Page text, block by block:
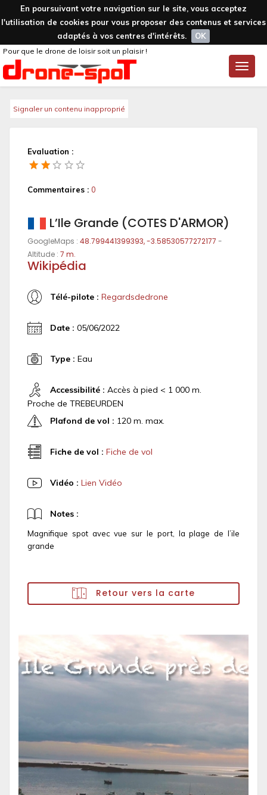
En poursuivant votre navigation sur le site, vous acceptez
l'utilisation de cookies pour vous proposer des contenus et services
adaptés à vos centres d'intérêts.
OK
Toggle
Pour que le drone de loisir soit un plaisir !
Signaler un contenu inapproprié
Evaluation :
Commentaires : 0
L’Ile Grande (COTES D'ARMOR)
GoogleMaps : 48.799441399393, -3.58530577272177 -
Altitude : 7 m.
Wikipédia
Télé-pilote : Regardsdedrone
Date : 05/06/2022
Type : Eau
Accessibilité : Accès à pied < 1 000 m.
Proche de TREBEURDEN
Plafond de vol : 120 m. max.
Fiche de vol : Fiche de vol
Vidéo : Lien Vidéo
Notes :
Magnifique spot avec vue sur le port, la plage de l’ile
grande
Retour vers la carte